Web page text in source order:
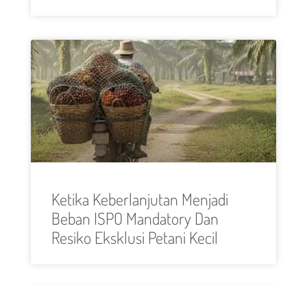
Ketika Keberlanjutan Menjadi
Beban ISPO Mandatory Dan
Resiko Eksklusi Petani Kecil